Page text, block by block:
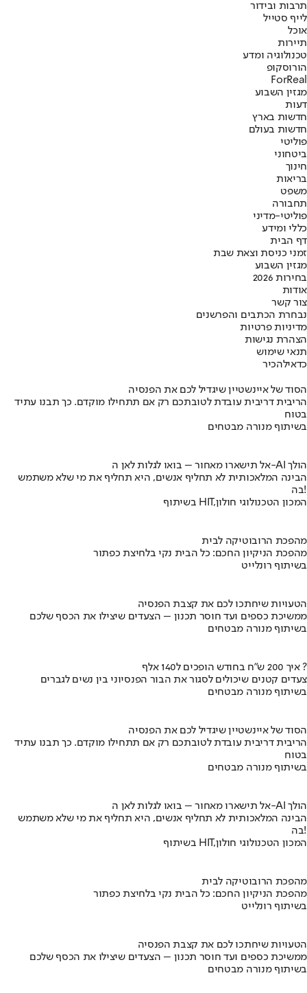
תרבות ובידור
לייף סטייל
אוכל
תיירות
טכנולוגיה ומדע
הורוסקופ
ForReal
מגזין השבוע
דעות
חדשות בארץ
חדשות בעולם
פוליטי
ביטחוני
חינוך
בריאות
משפט
תחבורה
פוליטי-מדיני
כללי ומידע
דף הבית
זמני כניסת וצאת שבת
מגזין השבוע
בחירות 2026
אודות
צור קשר
נבחרת הכתבים והפרשנים
מדיניות פרטיות
הצהרת נגישות
תנאי שימוש
כדאילהכיר
הסוד של איינשטיין שיגדיל לכם את הפנסיה
הריבית דריבית עובדת לטובתכם רק אם תתחילו מוקדם. כך תבנו עתיד
בטוח
בשיתוף מנורה מבטחים
אל תישארו מאחור – בואו לגלות לאן ה-AI הולך
הבינה המלאכותית לא תחליף אנשים, היא תחליף את מי שלא משתמש
בה!
בשיתוף HIT,המכון הטכנולוגי חולון
מהפכת הרובוטיקה לבית
מהפכת הניקיון החכם: כל הבית נקי בלחיצת כפתור
בשיתוף רונלייט
הטעויות שיחתכו לכם את קצבת הפנסיה
ממשיכת כספים ועד חוסר תכנון – הצעדים שיצילו את הכסף שלכם
בשיתוף מנורה מבטחים
איך 200 ש"ח בחודש הופכים ל140 אלף ?
צעדים קטנים שיכולים לסגור את הבור הפנסיוני בין נשים לגברים
בשיתוף מנורה מבטחים
הסוד של איינשטיין שיגדיל לכם את הפנסיה
הריבית דריבית עובדת לטובתכם רק אם תתחילו מוקדם. כך תבנו עתיד
בטוח
בשיתוף מנורה מבטחים
אל תישארו מאחור – בואו לגלות לאן ה-AI הולך
הבינה המלאכותית לא תחליף אנשים, היא תחליף את מי שלא משתמש
בה!
בשיתוף HIT,המכון הטכנולוגי חולון
מהפכת הרובוטיקה לבית
מהפכת הניקיון החכם: כל הבית נקי בלחיצת כפתור
בשיתוף רונלייט
הטעויות שיחתכו לכם את קצבת הפנסיה
ממשיכת כספים ועד חוסר תכנון – הצעדים שיצילו את הכסף שלכם
בשיתוף מנורה מבטחים